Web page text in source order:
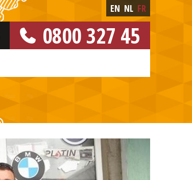
0800 327 45
EN NL FR